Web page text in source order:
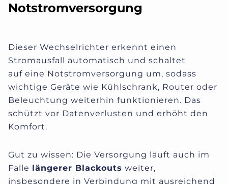
Notstromversorgung
Dieser Wechselrichter erkennt einen
Stromausfall automatisch und schaltet
auf eine Notstromversorgung um, sodass
wichtige Geräte wie Küh lschrank, Router oder
Beleuchtung weiterhin funktionieren. Das
schützt vor Datenverlusten und erhöht den
Komfort.
Gut zu wissen: Die Versorgung läuft auch im
Falle längerer Blackouts weiter,
insbesondere in Verbindung mit ausreichend